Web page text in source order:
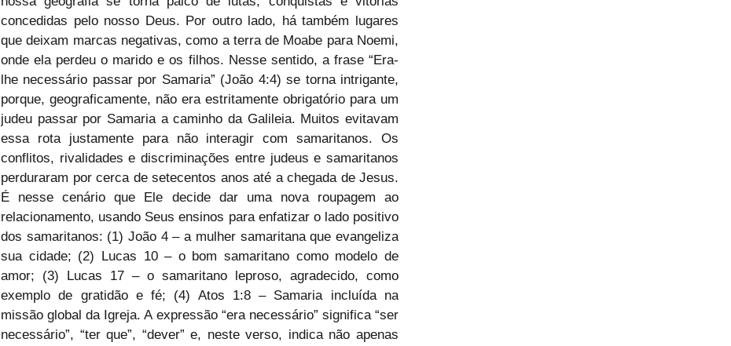
concedidas pelo nosso Deus. Por outro lado, há também lugares
que deixam marcas negativas, como a terra de Moabe para Noemi,
onde ela perdeu o marido e os filhos. Nesse sentido, a frase “Era-
lhe necessário passar por Samaria” (João 4:4) se torna intrigante,
porque, geograficamente, não era estritamente obrigatório para um
judeu passar por Samaria a caminho da Galileia. Muitos evitavam
essa rota justamente para não interagir com samaritanos. Os
conflitos, rivalidades e discriminações entre judeus e samaritanos
perduraram por cerca de setecentos anos até a chegada de Jesus.
É nesse cenário que Ele decide dar uma nova roupagem ao
relacionamento, usando Seus ensinos para enfatizar o lado positivo
dos samaritanos: (1) João 4 – a mulher samaritana que evangeliza
sua cidade; (2) Lucas 10 – o bom samaritano como modelo de
amor; (3) Lucas 17 – o samaritano leproso, agradecido, como
exemplo de gratidão e fé; (4) Atos 1:8 – Samaria incluída na
missão global da Igreja. A expressão “era necessário” significa “ser
necessário”, “ter que”, “dever” e, neste verso, indica não apenas